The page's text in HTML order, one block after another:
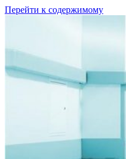
Перейти к содержимому